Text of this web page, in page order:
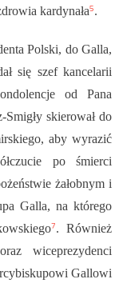
kardynała5.
Polski, do Galla,
się szef kancelarii
od Pana
skierował do
aby wyrazić
po śmierci
żałobnym i
Galla, na którego
7.Również
wiceprezydenci
Gallowi